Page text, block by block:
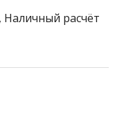
Наличный расчёт